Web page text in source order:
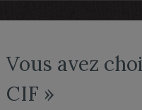
Vous avez
CIF »